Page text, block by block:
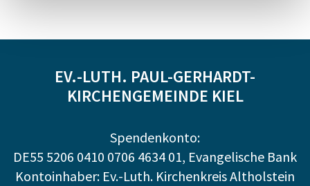
EV.-LUTH. PAUL-GERHARDT-
KIRCHENGEMEINDE KIEL
Spendenkonto:
DE55 5206 0410 0706 4634 01, Evangelische Bank
Kontoinhaber: Ev.-Luth. Kirchenkreis Altholstein